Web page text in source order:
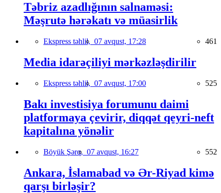
Təbriz azadlığının salnaməsi:
Məşrutə hərəkatı və müasirlik
Ekspress təhlil, 07 avqust, 17:28 461
Media idarəçiliyi mərkəzləşdirilir
Ekspress təhlil, 07 avqust, 17:00 525
Bakı investisiya forumunu daimi
platformaya çevirir, diqqət qeyri-neft
kapitalına yönəlir
Böyük Şərq, 07 avqust, 16:27 552
Ankara, İslamabad və Ər-Riyad kimə
qarşı birləşir?